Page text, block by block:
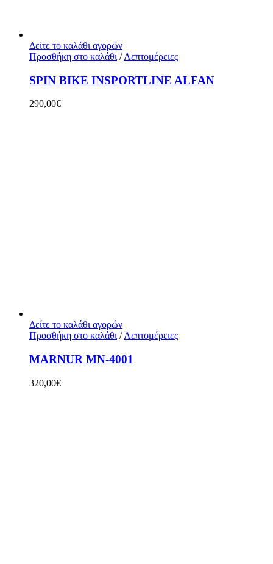
Δείτε το καλάθι αγορών
Προσθήκη στο καλάθι / Λεπτομέρειες
SPIN BIKE INSPORTLINE ALFAN
290,00€
Δείτε το καλάθι αγορών
Προσθήκη στο καλάθι / Λεπτομέρειες
MARNUR MN-4001
320,00€